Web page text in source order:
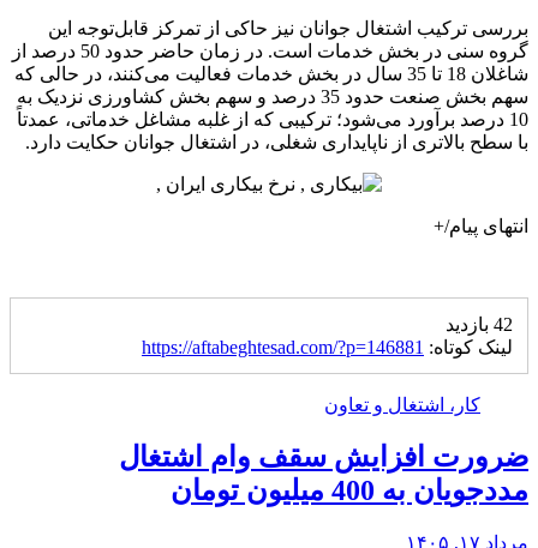
بررسی ترکیب اشتغال جوانان نیز حاکی از تمرکز قابل‌توجه این
گروه سنی در بخش خدمات است. در زمان حاضر حدود 50 درصد از
شاغلان 18 تا 35 سال در بخش خدمات فعالیت می‌کنند، در حالی که
سهم بخش صنعت حدود 35 درصد و سهم بخش کشاورزی نزدیک به
10 درصد برآورد می‌شود؛ ترکیبی که از غلبه مشاغل خدماتی، عمدتاً
با سطح بالاتری از ناپایداری شغلی، در اشتغال جوانان حکایت دارد.
انتهای پیام/+
42 بازدید
لینک کوتاه: https://aftabeghtesad.com/?p=146881
کار، اشتغال و تعاون
ضرورت افزایش سقف وام اشتغال
مددجویان به 400 میلیون تومان
مرداد ۱۷, ۱۴۰۵